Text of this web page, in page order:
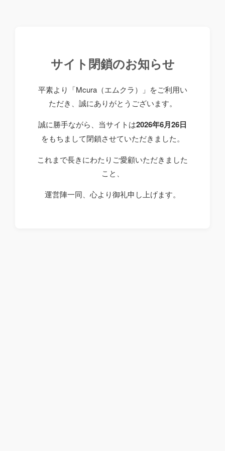
サイト閉鎖のお知らせ
平素より「Mcura（エムクラ）」をご利用い
ただき、誠にありがとうございます。
誠に勝手ながら、当サイトは2026年6月26日
をもちまして閉鎖させていただきました。
これまで長きにわたりご愛顧いただきました
こと、
運営陣一同、心より御礼申し上げます。